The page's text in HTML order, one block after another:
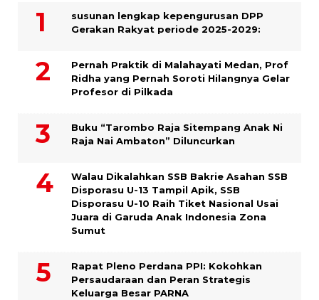
susunan lengkap kepengurusan DPP
Gerakan Rakyat periode 2025-2029:
Pernah Praktik di Malahayati Medan, Prof
Ridha yang Pernah Soroti Hilangnya Gelar
Profesor di Pilkada
Buku “Tarombo Raja Sitempang Anak Ni
Raja Nai Ambaton” Diluncurkan
Walau Dikalahkan SSB Bakrie Asahan SSB
Disporasu U-13 Tampil Apik, SSB
Disporasu U-10 Raih Tiket Nasional Usai
Juara di Garuda Anak Indonesia Zona
Sumut
Rapat Pleno Perdana PPI: Kokohkan
Persaudaraan dan Peran Strategis
Keluarga Besar PARNA